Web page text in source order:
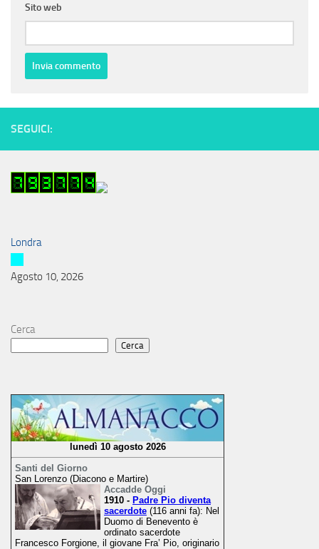
Sito web
SEGUICI:
Londra
Agosto 10, 2026
Cerca
Cerca